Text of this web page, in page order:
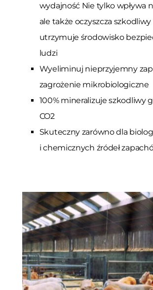
wydajność Nie tylko wpływa
ale także oczyszcza szkodliwy
utrzymuje środowisko
ludzi
Wyeliminuj nieprzyjemny
zagrożenie mikrobiologiczne
100% mineralizuje szkodliwy
CO2
Skuteczny zarówno dla
i chemicznych źródeł